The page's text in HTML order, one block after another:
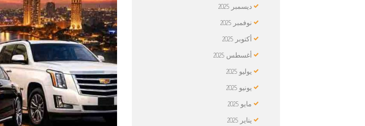
ديسمبر2025
نوفمبر2025
أكتوبر2025
أغسطس2025
يوليو2025
يونيو2025
مايو2025
يناير2025